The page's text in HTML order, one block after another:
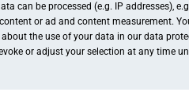
can be processed (e.g. IP addresses),
or ad and content measurement.
the use of your data in our data
or adjust your selection at any time